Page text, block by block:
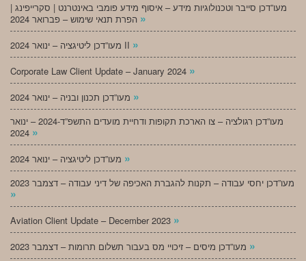
מעו”דכן סייבר וטכנולוגיות מידע – איסוף מידע פומבי באינטרנט | סקרייפינג |
»
מעו”דכן ליטיגציה – ינואר 2024 II »
Corporate Law Client Update – January 2024 »
»
מעו”דכן רגולציה – צו הארכת תקופות ודחיית מועדים התשפ”ד-2024 – ינואר
»
»
מעו”דכן יחסי עבודה – תקנות להגברת האכיפה של דיני עבודה – דצמבר 2023
»
Aviation Client Update – December 2023 »
»